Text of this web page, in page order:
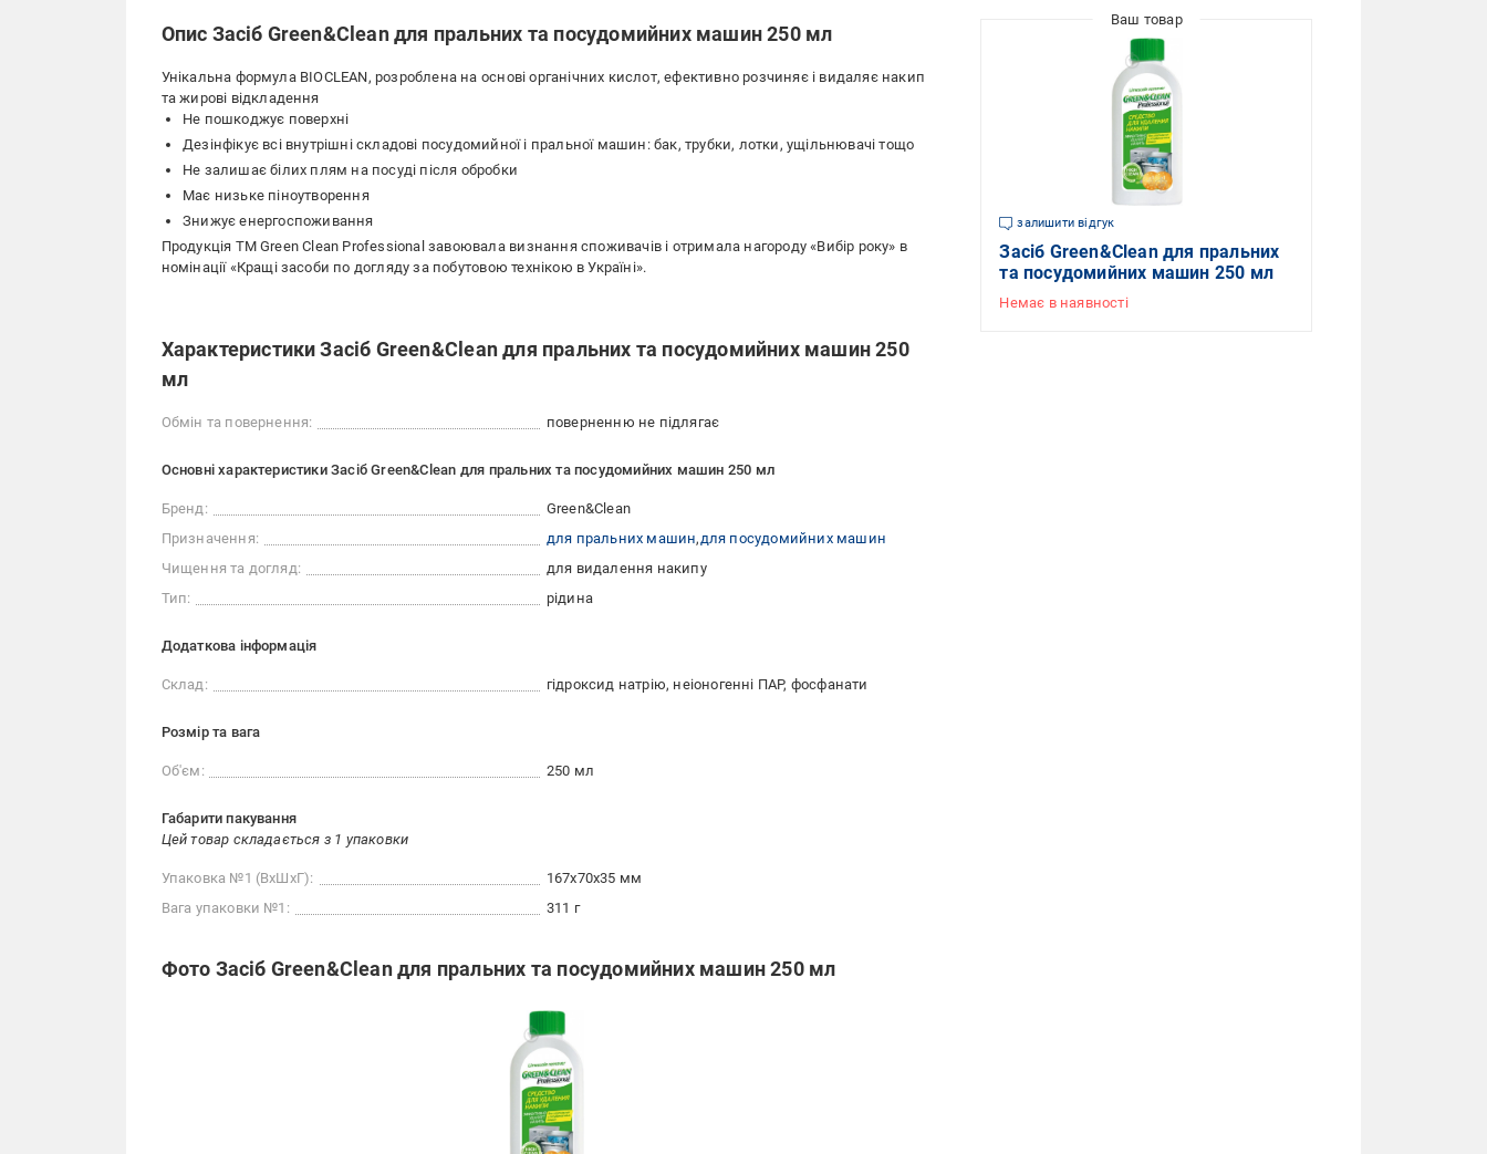
Опис Засіб Green&Clean для пральних та посудомийних машин 250 мл
Унікальна формула BIOCLEAN, розроблена на основі органічних кислот, ефективно розчиняє і видаляє накип
та жирові відкладення
Не пошкоджує поверхні
Дезінфікує всі внутрішні складові посудомийної і пральної машин: бак, трубки, лотки, ущільнювачі тощо
Не залишає білих плям на посуді після обробки
Має низьке піноутворення
Знижує енергоспоживання
Продукція ТМ Green Clean Professional завоювала визнання споживачів і отримала нагороду «Вибір року» в
номінації «Кращі засоби по догляду за побутовою технікою в Україні».
Характеристики Засіб Green&Clean для пральних та посудомийних машин 250
мл
Обмін та повернення: поверненню не підлягає
Основні характеристики Засіб Green&Clean для пральних та посудомийних машин 250 мл
Бренд:
Green&Clean
Призначення:
для пральних машин для посудомийних машин
Чищення та догляд:
для видалення накипу
Тип:
рідина
Додаткова інформація
Склад: гідроксид натрію, неіоногенні ПАР, фосфанати
Розмір та вага
Об'єм: 250 мл
Габарити пакування
Цей товар складається з 1 упаковки
Упаковка №1 (ВхШхГ):
167x70x35 мм
Вага упаковки №1:
311 г
Фото Засіб Green&Clean для пральних та посудомийних машин 250 мл
залишити відгук
Засіб Green&Clean для пральних
та посудомийних машин 250 мл
Немає в наявності